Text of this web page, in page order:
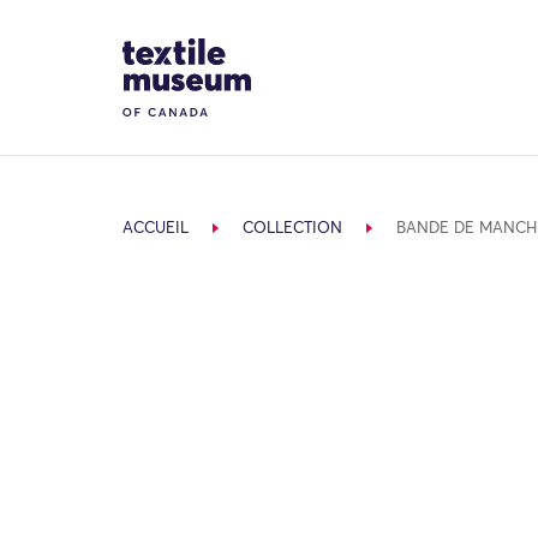
Site Logo
ACCUEIL COLLECTION BANDE DE